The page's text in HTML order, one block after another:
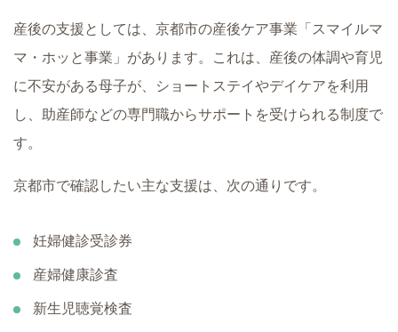
産後の支援としては、京都市の産後ケア事業「スマイルマ
マ・ホッと事業」があります。これは、産後の体調や育児
に不安がある母子が、ショートステイやデイケアを利用
し、助産師などの専門職からサポートを受けられる制度で
す。
京都市で確認したい主な支援は、次の通りです。
妊婦健診受診券
産婦健康診査
新生児聴覚検査